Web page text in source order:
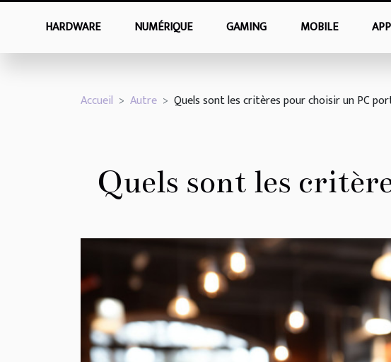
HARDWARE NUMÉRIQUE GAMING MOBILE
Accueil Autre Quels sont les critères pour choisir un PC
Quels sont les